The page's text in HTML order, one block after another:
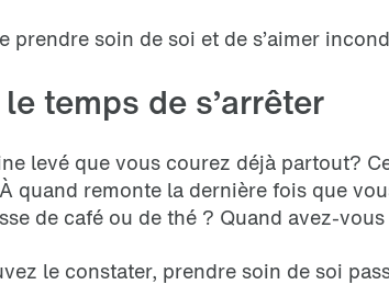
prendre soin de soi et de s’aimer
temps de s’arrêter
levé que vous courez déjà partout?
quand remonte la dernière fois que
de café ou de thé ? Quand avez-
le constater, prendre soin de soi